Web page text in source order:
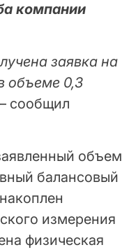
компании
заявка на
объеме 0,3
сообщил
объем
балансовый
измерения
физическая